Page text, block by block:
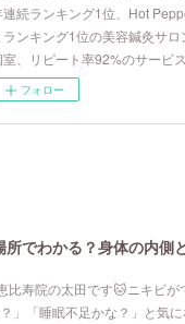
連続ランキング1位、Hot
ランキング1位の美容鍼灸サ
室、リピート率92%のサービス
フォロー
比寿院の太田です🐱ニキビが
」「睡眠不足かな？」と気